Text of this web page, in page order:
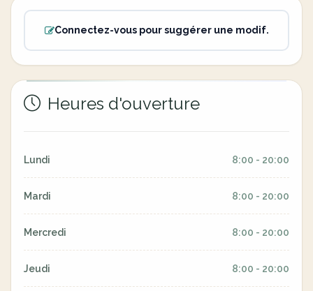
Connectez-vous pour suggérer une modif.
Heures d'ouverture
Lundi 8:00 - 20:00
Mardi 8:00 - 20:00
Mercredi 8:00 - 20:00
Jeudi 8:00 - 20:00